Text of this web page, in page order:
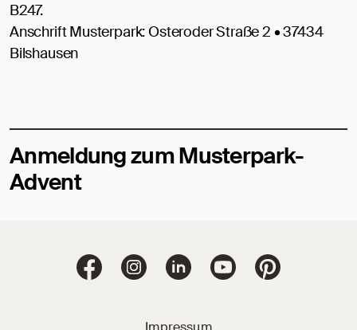
B247.
Anschrift Musterpark: Osteroder Straße 2 • 37434
Bilshausen
Anmeldung zum Musterpark-
Advent
Jacobi Dachziegel
Jacobi Dachziegel auf Facebook
Jacobi Dachziegel auf Instagram
Jacobi Dachziegel auf
Jacobi Dachziegel
Jacobi